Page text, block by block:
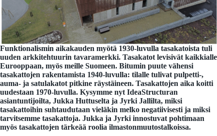
Funktionalismin aikakauden myötä 1930-luvulla tasakatoista tuli
uuden arkkitehtuurin tavaramerkki. Tasakatot levisivät kaikkialle
Eurooppaan, myös meille Suomeen. Bitumin puute vähensi
tasakattojen rakentamista 1940-luvulla: tilalle tulivat pulpetti-,
auma- ja satulakatot pitkine räystäineen. Tasakattojen aika koitti
uudestaan 1970-luvulla. Kysymme nyt IdeaStructuran
asiantuntijoilta, Jukka Huttuselta ja Jyrki Jallilta, miksi
tasakattoihin suhtaudutaan vieläkin melko negatiivisesti ja miksi
tarvitsemme tasakattoja. Jukka ja Jyrki innostuvat pohtimaan
myös tasakattojen tärkeää roolia ilmastonmuutostalkoissa.